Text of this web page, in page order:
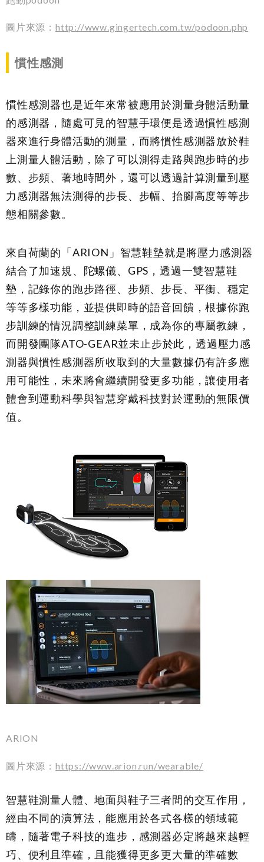
圖片來源： http://www.gingertech.com.tw/podoon.php
慣性感測
慣性感測器也是近年來常被應用於測量身體活動量
的感測器，隨處可見的智慧手環便是透過慣性感測
器來進行身體活動的測量，而將慣性感測器放於鞋
上測量人體活動，除了可以測得走路與跑步時的步
數、步頻、著地時間外，還可以透過計算測量到壓
力感測器無法測得的步長、步幅、抬腳高度等等步
態相關參數。
來自荷蘭的「ARION」智慧鞋墊就是將壓力感測器
結合了加速規、陀螺儀、GPS，透過一雙智慧鞋
墊，記錄你的跑步路徑、步頻、步長、平衡、穩定
等等多樣功能，並提供即時的語音回饋，根據你跑
步訓練的情況調整訓練菜單，成為你的專屬教練，
而開發團隊ATO-GEAR並未止步於此，透過壓力感
測器與慣性感測器所收取到的大量數據仍有許多應
用可能性，未來將會繼續開發更多功能，讓使用者
體會到運動科學與智慧穿戴科技對於運動的無限價
值。
ARION
圖片來源： https://www.arion.run/wearable/
智慧鞋測量人體、地面與鞋子三者間的交互作用，
經由不同的演算法，能應用於各式各樣的領域範
疇，隨著電子科技的進步，感測器必定將越來越輕
巧、便利且準確，且能獲得更多更大量的準確數